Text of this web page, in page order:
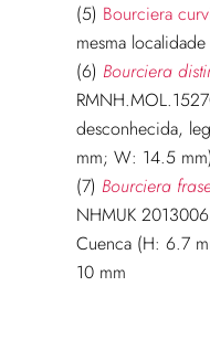
(5) Bourciera
mesma
(6) Bourciera
desconhecida,
mm; W: 14.5
(7) Bourciera
NHMUK
Cuenca (H: 6.7
10 mm